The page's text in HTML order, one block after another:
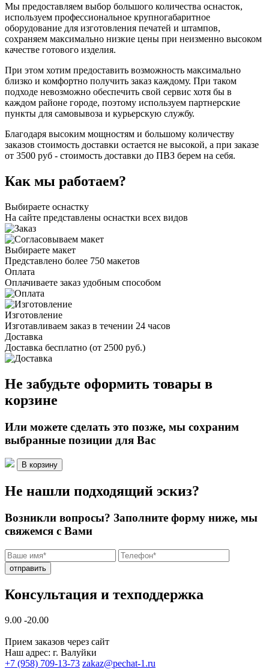
Мы предоставляем выбор большого количества оснасток,
используем профессиональное крупногабаритное
оборудование для изготовления печатей и штампов,
сохраняем максимально низкие цены при неизменно высоком
качестве готового изделия.
При этом хотим предоставить возможность максимально
близко и комфортно получить заказ каждому. При таком
подходе невозможно обеспечить свой сервис хотя бы в
каждом районе городе, поэтому используем партнерские
пункты для самовывоза и курьерскую службу.
Благодаря высоким мощностям и большому количеству
заказов стоимость доставки остается не высокой, а при заказе
от 3500 руб - стоимость доставки до ПВЗ берем на себя.
Как мы работаем?
Выбираете оснастку
На сайте представлены оснастки всех видов
Выбираете макет
Представлено более 750 макетов
Оплата
Оплачиваете заказ удобным способом
Изготовление
Изготавливаем заказ в течении 24 часов
Доставка
Доставка бесплатно (от 2500 руб.)
Не забудьте оформить товары в
корзине
Или можете сделать это позже, мы сохраним
выбранные позиции для Вас
В корзину
Не нашли подходящий эскиз?
Возникли вопросы? Заполните форму ниже, мы
свяжемся с Вами
отправить
Консультация и техподдержка
9.00 -20.00
Прием заказов через сайт
Наш адрес: г. Валуйки
+7 (958) 709-13-73 zakaz@pechat-1.ru